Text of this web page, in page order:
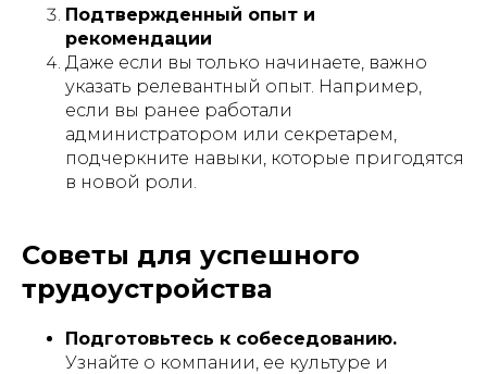
Подтвержденный опыт и
рекомендации
Даже если вы только начинаете, важно
указать релевантный опыт. Например,
если вы ранее работали
администратором или секретарем,
подчеркните навыки, которые пригодятся
в новой роли.
Советы для успешного
трудоустройства
Подготовьтесь к собеседованию.
Узнайте о компании, ее культуре и